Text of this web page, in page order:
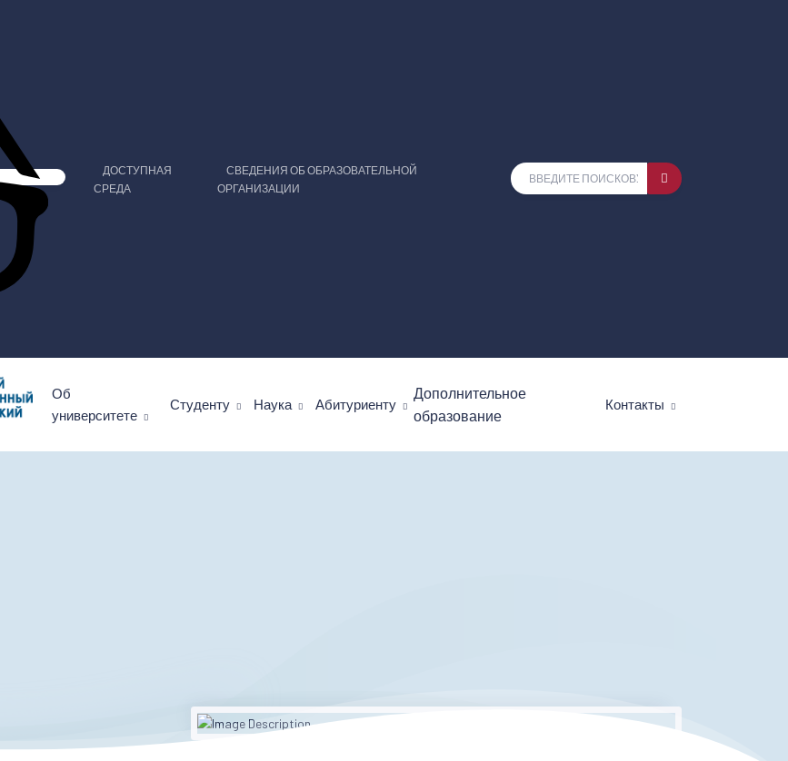
ДОСТУПНАЯ
СРЕДА
СВЕДЕНИЯ ОБ ОБРАЗОВАТЕЛЬНОЙ
ОРГАНИЗАЦИИ
Об
университете
Студенту Наука Абитуриенту
Дополнительное
образование
Контакты